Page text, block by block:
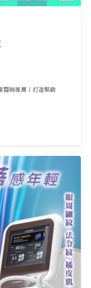
醫師推薦｜打造緊緻